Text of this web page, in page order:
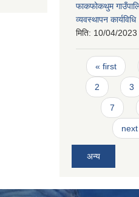
फाकफोकथुम
व्यवस्थापन
मिति: 10/04/
Pages
« first
2 3
7
next
अन्य